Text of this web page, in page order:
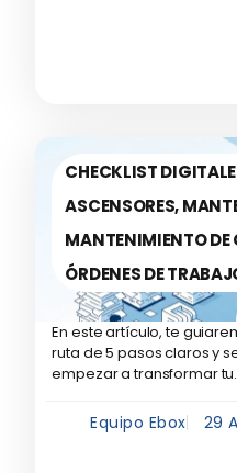
CHECKLIST
ASCENSORES,
MANTENIMIENTO
ÓRDENES DE
En este artículo, te
ruta de 5 pasos claros y
empezar a transformar
Equipo Ebox 29